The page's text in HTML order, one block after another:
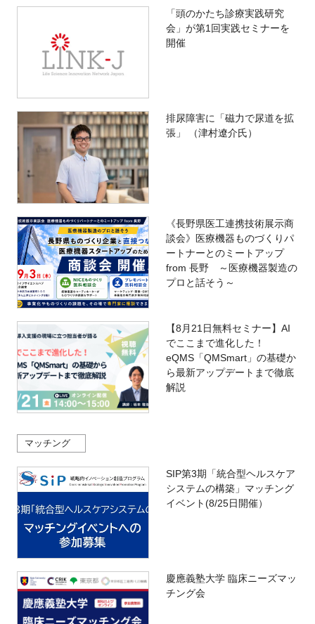
「頭のかたち診療実践研究
会」が第1回実践セミナーを
開催
排尿障害に「磁力で尿道を拡
張」 （津村遼介氏）
《長野県医工連携技術展示商
談会》医療機器ものづくりパ
ートナーとのミートアップ
from 長野 ～医療機器製造の
プロと話そう～
【8月21日無料セミナー】AI
でここまで進化した！
eQMS「QMSmart」の基礎か
ら最新アップデートまで徹底
解説
マッチング
SIP第3期「統合型ヘルスケア
システムの構築」マッチング
イベント(8/25日開催）
慶應義塾大学 臨床ニーズマッ
チング会